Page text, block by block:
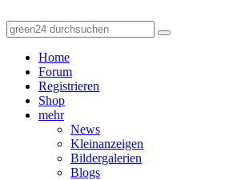
Home
Forum
Registrieren
Shop
mehr
News
Kleinanzeigen
Bildergalerien
Blogs